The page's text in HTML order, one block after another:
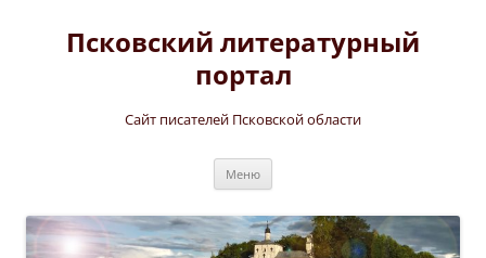
содержимому
Псковский литературный
портал
Сайт писателей Псковской области
Меню